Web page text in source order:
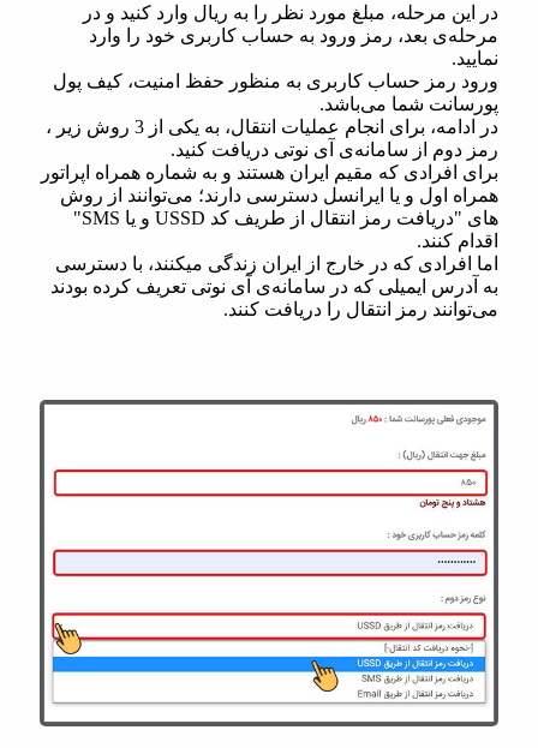
در این مرحله، مبلغ مورد نظر را به ریال وارد کنید و در
مرحله‌ی بعد، رمز ورود به حساب کاربری خود را وارد
نمایید.
ورود رمز حساب کاربری به منظور حفظ امنیت، کیف پول
پورسانت شما می‌باشد.
در ادامه، برای انجام عملیات انتقال، به یکی از 3 روش زیر ،
رمز دوم از سامانه‌ی آی نوتی دریافت کنید.
برای افرادی که مقیم ایران هستند و به شماره همراه اپراتور
همراه اول و یا ایرانسل دسترسی دارند؛ می‌توانند از روش
های "دریافت رمز انتقال از طریف کد USSD و یا SMS"
اقدام کنند.
اما افرادی که در خارج از ایران زندگی میکنند، با دسترسی
به آدرس ایمیلی که در سامانه‌ی آی نوتی تعریف کرده بودند
می‌توانند رمز انتقال را دریافت کنند.